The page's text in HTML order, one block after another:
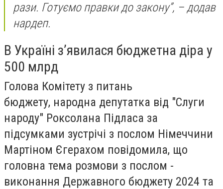
рази. Готуємо правки до закону”, – додав
нардеп.
В Україні з’явилася бюджетна діра у
500 млрд
Голова Комітету з питань
бюджету, народна депутатка від "Слуги
народу" Роксолана Підласа за
підсумками зустрічі з послом Німеччини
Мартіном Єгерахом повідомила, що
головна тема розмови з послом -
виконання Державного бюджету 2024 та